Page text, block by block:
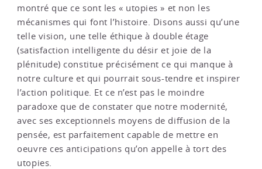
montré que ce sont les « utopies » et non les
mécanismes qui font l’histoire. Disons aussi qu’une
telle vision, une telle éthique à double étage
(satisfaction intelligente du désir et joie de la
plénitude) constitue précisément ce qui manque à
notre culture et qui pourrait sous-tendre et inspirer
l’action politique. Et ce n’est pas le moindre
paradoxe que de constater que notre modernité,
avec ses exceptionnels moyens de diffusion de la
pensée, est parfaitement capable de mettre en
oeuvre ces anticipations qu’on appelle à tort des
utopies.